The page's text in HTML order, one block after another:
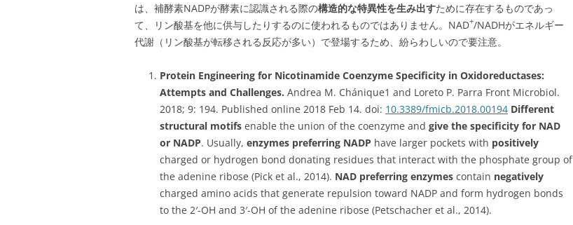
は、補酵素NADPが酵素に認識される際の構造的な特異性を生み出すために存在するものであっ
て、リン酸基を他に供与したりするのに使われるものではありません。NAD+/NADHがエネルギー
代謝（リン酸基が転移される反応が多い）で登場するため、紛らわしいので要注意。
Protein Engineering for Nicotinamide Coenzyme Specificity in Oxidoreductases:
Attempts and Challenges. Andrea M. Chánique1 and Loreto P. Parra Front Microbiol.
2018; 9: 194. Published online 2018 Feb 14. doi: 10.3389/fmicb.2018.00194 Different
structural motifs enable the union of the coenzyme and give the specificity for NAD
or NADP. Usually, enzymes preferring NADP have larger pockets with positively
charged or hydrogen bond donating residues that interact with the phosphate group of
the adenine ribose (Pick et al., 2014). NAD preferring enzymes contain negatively
charged amino acids that generate repulsion toward NADP and form hydrogen bonds
to the 2′-OH and 3′-OH of the adenine ribose (Petschacher et al., 2014).